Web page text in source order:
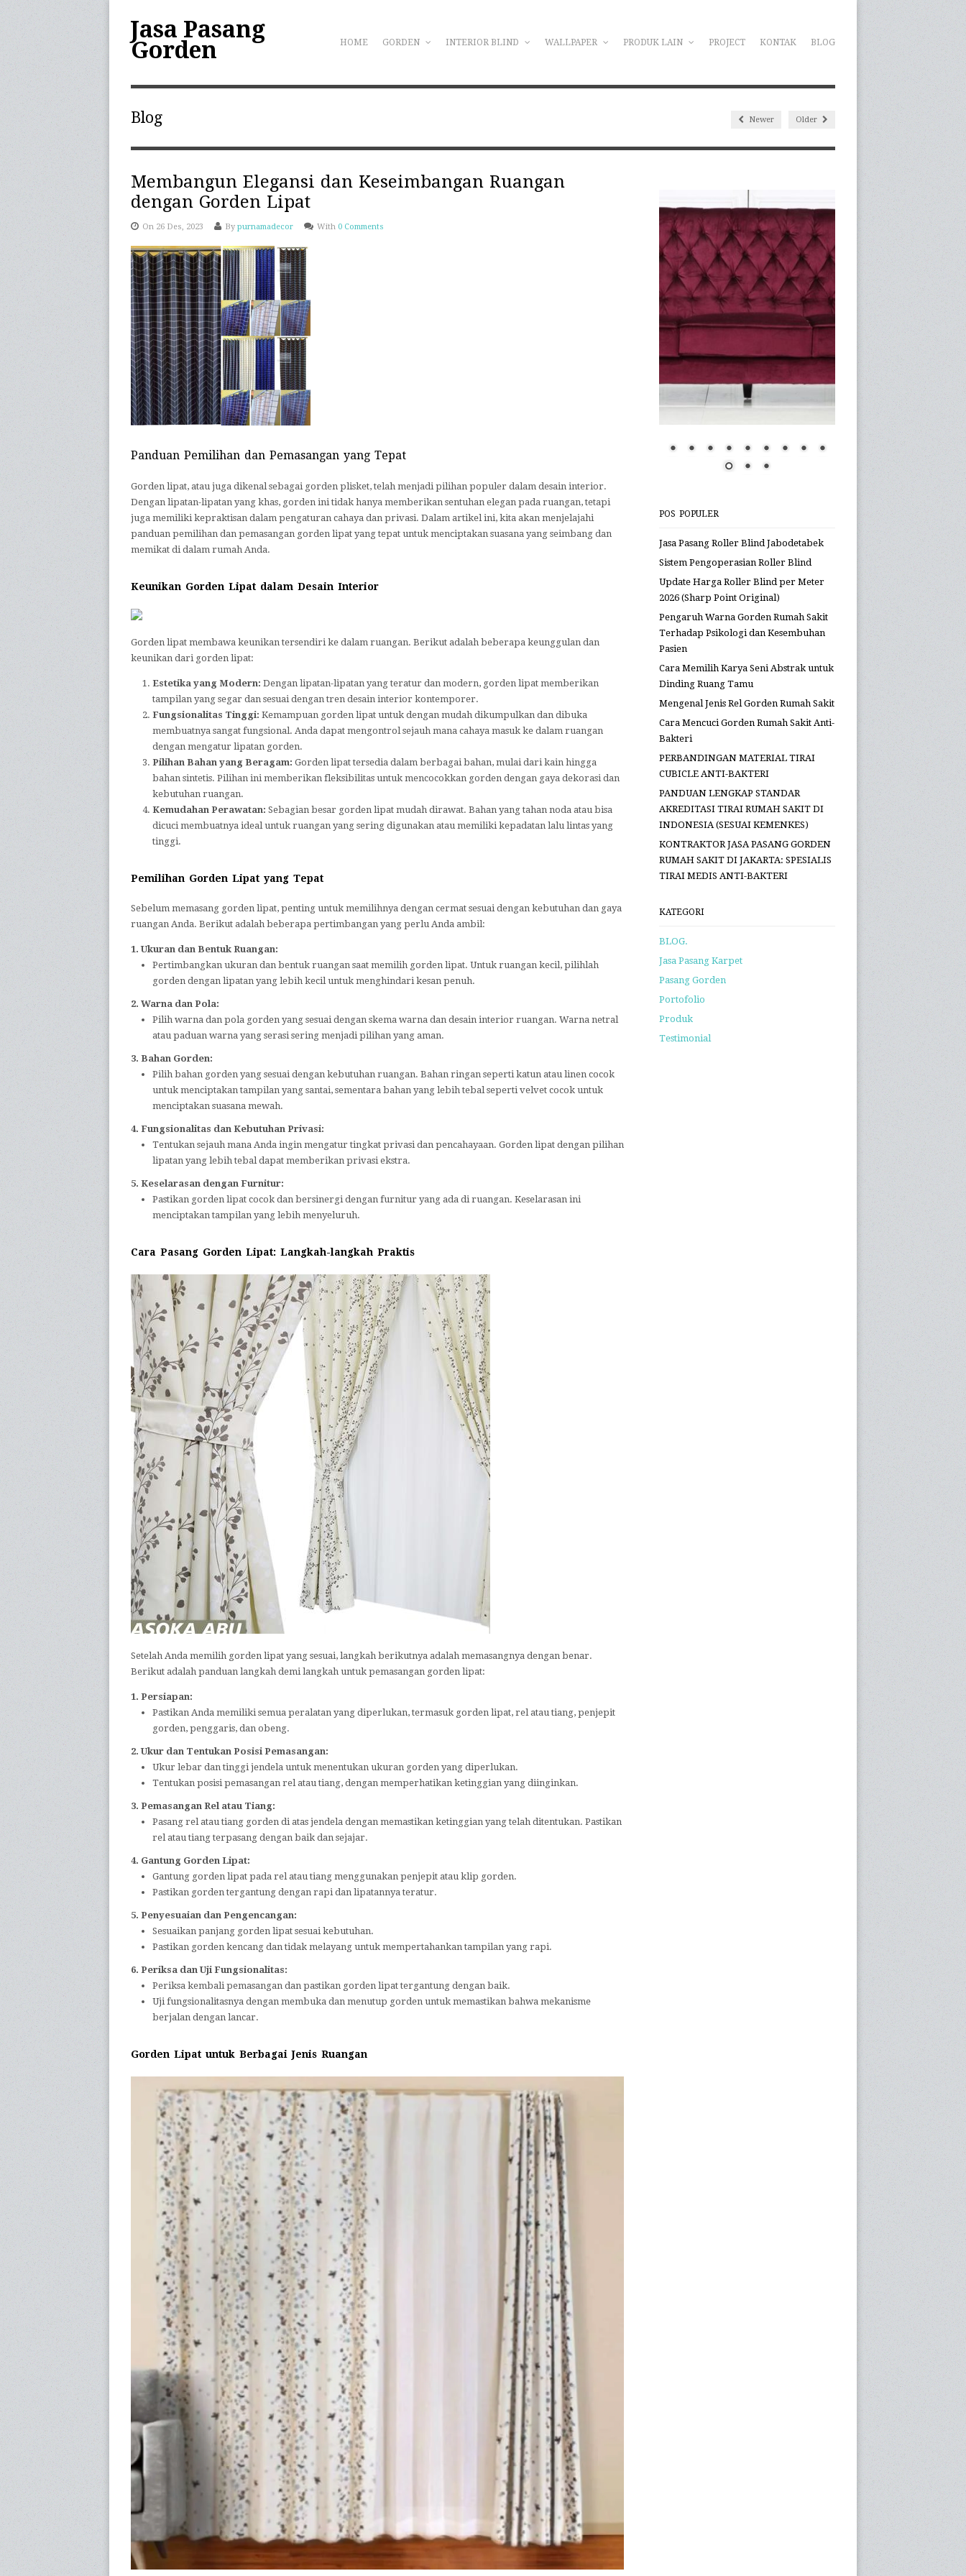
HOME GORDEN INTERIOR BLIND WALLPAPER PRODUK LAIN PROJECT KONTAK BLOG
Jasa Pasang
Gorden
Blog Newer Older
Membangun Elegansi dan Keseimbangan Ruangan
dengan Gorden Lipat
On 26 Des, 2023 By purnamadecor With 0 Comments
Panduan Pemilihan dan Pemasangan yang Tepat
Gorden lipat, atau juga dikenal sebagai gorden plisket, telah menjadi pilihan populer dalam desain interior.
Dengan lipatan-lipatan yang khas, gorden ini tidak hanya memberikan sentuhan elegan pada ruangan, tetapi
juga memiliki kepraktisan dalam pengaturan cahaya dan privasi. Dalam artikel ini, kita akan menjelajahi
panduan pemilihan dan pemasangan gorden lipat yang tepat untuk menciptakan suasana yang seimbang dan
memikat di dalam rumah Anda.
Keunikan Gorden Lipat dalam Desain Interior
Gorden lipat membawa keunikan tersendiri ke dalam ruangan. Berikut adalah beberapa keunggulan dan
keunikan dari gorden lipat:
Estetika yang Modern: Dengan lipatan-lipatan yang teratur dan modern, gorden lipat memberikan
tampilan yang segar dan sesuai dengan tren desain interior kontemporer.
Fungsionalitas Tinggi: Kemampuan gorden lipat untuk dengan mudah dikumpulkan dan dibuka
membuatnya sangat fungsional. Anda dapat mengontrol sejauh mana cahaya masuk ke dalam ruangan
dengan mengatur lipatan gorden.
Pilihan Bahan yang Beragam: Gorden lipat tersedia dalam berbagai bahan, mulai dari kain hingga
bahan sintetis. Pilihan ini memberikan fleksibilitas untuk mencocokkan gorden dengan gaya dekorasi dan
kebutuhan ruangan.
Kemudahan Perawatan: Sebagian besar gorden lipat mudah dirawat. Bahan yang tahan noda atau bisa
dicuci membuatnya ideal untuk ruangan yang sering digunakan atau memiliki kepadatan lalu lintas yang
tinggi.
Pemilihan Gorden Lipat yang Tepat
Sebelum memasang gorden lipat, penting untuk memilihnya dengan cermat sesuai dengan kebutuhan dan gaya
ruangan Anda. Berikut adalah beberapa pertimbangan yang perlu Anda ambil:
1. Ukuran dan Bentuk Ruangan:
Pertimbangkan ukuran dan bentuk ruangan saat memilih gorden lipat. Untuk ruangan kecil, pilihlah
gorden dengan lipatan yang lebih kecil untuk menghindari kesan penuh.
2. Warna dan Pola:
Pilih warna dan pola gorden yang sesuai dengan skema warna dan desain interior ruangan. Warna netral
atau paduan warna yang serasi sering menjadi pilihan yang aman.
3. Bahan Gorden:
Pilih bahan gorden yang sesuai dengan kebutuhan ruangan. Bahan ringan seperti katun atau linen cocok
untuk menciptakan tampilan yang santai, sementara bahan yang lebih tebal seperti velvet cocok untuk
menciptakan suasana mewah.
4. Fungsionalitas dan Kebutuhan Privasi:
Tentukan sejauh mana Anda ingin mengatur tingkat privasi dan pencahayaan. Gorden lipat dengan pilihan
lipatan yang lebih tebal dapat memberikan privasi ekstra.
5. Keselarasan dengan Furnitur:
Pastikan gorden lipat cocok dan bersinergi dengan furnitur yang ada di ruangan. Keselarasan ini
menciptakan tampilan yang lebih menyeluruh.
Cara Pasang Gorden Lipat: Langkah-langkah Praktis
Setelah Anda memilih gorden lipat yang sesuai, langkah berikutnya adalah memasangnya dengan benar.
Berikut adalah panduan langkah demi langkah untuk pemasangan gorden lipat:
1. Persiapan:
Pastikan Anda memiliki semua peralatan yang diperlukan, termasuk gorden lipat, rel atau tiang, penjepit
gorden, penggaris, dan obeng.
2. Ukur dan Tentukan Posisi Pemasangan:
Ukur lebar dan tinggi jendela untuk menentukan ukuran gorden yang diperlukan.
Tentukan posisi pemasangan rel atau tiang, dengan memperhatikan ketinggian yang diinginkan.
3. Pemasangan Rel atau Tiang:
Pasang rel atau tiang gorden di atas jendela dengan memastikan ketinggian yang telah ditentukan. Pastikan
rel atau tiang terpasang dengan baik dan sejajar.
4. Gantung Gorden Lipat:
Gantung gorden lipat pada rel atau tiang menggunakan penjepit atau klip gorden.
Pastikan gorden tergantung dengan rapi dan lipatannya teratur.
5. Penyesuaian dan Pengencangan:
Sesuaikan panjang gorden lipat sesuai kebutuhan.
Pastikan gorden kencang dan tidak melayang untuk mempertahankan tampilan yang rapi.
6. Periksa dan Uji Fungsionalitas:
Periksa kembali pemasangan dan pastikan gorden lipat tergantung dengan baik.
Uji fungsionalitasnya dengan membuka dan menutup gorden untuk memastikan bahwa mekanisme
berjalan dengan lancar.
Gorden Lipat untuk Berbagai Jenis Ruangan
POS POPULER
Jasa Pasang Roller Blind Jabodetabek
Sistem Pengoperasian Roller Blind
Update Harga Roller Blind per Meter
2026 (Sharp Point Original)
Pengaruh Warna Gorden Rumah Sakit
Terhadap Psikologi dan Kesembuhan
Pasien
Cara Memilih Karya Seni Abstrak untuk
Dinding Ruang Tamu
Mengenal Jenis Rel Gorden Rumah Sakit
Cara Mencuci Gorden Rumah Sakit Anti-
Bakteri
PERBANDINGAN MATERIAL TIRAI
CUBICLE ANTI-BAKTERI
PANDUAN LENGKAP STANDAR
AKREDITASI TIRAI RUMAH SAKIT DI
INDONESIA (SESUAI KEMENKES)
KONTRAKTOR JASA PASANG GORDEN
RUMAH SAKIT DI JAKARTA: SPESIALIS
TIRAI MEDIS ANTI-BAKTERI
KATEGORI
BLOG.
Jasa Pasang Karpet
Pasang Gorden
Portofolio
Produk
Testimonial